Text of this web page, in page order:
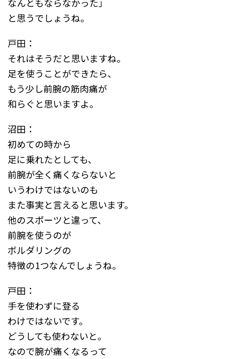
なんともならなかった」
と思うでしょうね。
戸田：
それはそうだと思いますね。
足を使うことができたら、
もう少し前腕の筋肉痛が
和らぐと思いますよ。
沼田：
初めての時から
足に乗れたとしても、
前腕が全く痛くならないと
いうわけではないのも
また事実と言えると思います。
他のスポーツと違って、
前腕を使うのが
ボルダリングの
特徴の1つなんでしょうね。
戸田：
手を使わずに登る
わけではないです。
どうしても使わないと。
なので腕が痛くなるって